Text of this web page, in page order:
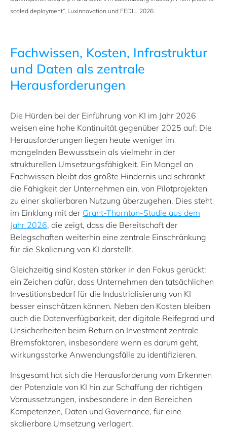
scaled deployment“, Luxinnovation und FEDIL, 2026.
Fachwissen, Kosten, Infrastruktur
und Daten als zentrale
Herausforderungen
Die Hürden bei der Einführung von KI im Jahr 2026
weisen eine hohe Kontinuität gegenüber 2025 auf: Die
Herausforderungen liegen heute weniger im
mangelnden Bewusstsein als vielmehr in der
strukturellen Umsetzungsfähigkeit. Ein Mangel an
Fachwissen bleibt das größte Hindernis und schränkt
die Fähigkeit der Unternehmen ein, von Pilotprojekten
zu einer skalierbaren Nutzung überzugehen. Dies steht
im Einklang mit der Grant‑Thornton‑Studie aus dem
Jahr 2026, die zeigt, dass die Bereitschaft der
Belegschaften weiterhin eine zentrale Einschränkung
für die Skalierung von KI darstellt.
Gleichzeitig sind Kosten stärker in den Fokus gerückt:
ein Zeichen dafür, dass Unternehmen den tatsächlichen
Investitionsbedarf für die Industrialisierung von KI
besser einschätzen können. Neben den Kosten bleiben
auch die Datenverfügbarkeit, der digitale Reifegrad und
Unsicherheiten beim Return on Investment zentrale
Bremsfaktoren, insbesondere wenn es darum geht,
wirkungsstarke Anwendungsfälle zu identifizieren.
Insgesamt hat sich die Herausforderung vom Erkennen
der Potenziale von KI hin zur Schaffung der richtigen
Voraussetzungen, insbesondere in den Bereichen
Kompetenzen, Daten und Governance, für eine
skalierbare Umsetzung verlagert.